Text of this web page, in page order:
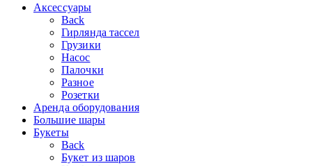
Аксессуары
Back
Гирлянда тассел
Грузики
Насос
Палочки
Разное
Розетки
Аренда оборудования
Большие шары
Букеты
Back
Букет из шаров